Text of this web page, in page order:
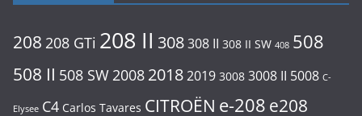
208 208 GTi 208 II 308308 II 308 II SW 408 508
508 II 508 SW 2008 20182019 3008 3008 II 5008 C-
Elysee C4 Carlos Tavares CITROËN e-208 e208